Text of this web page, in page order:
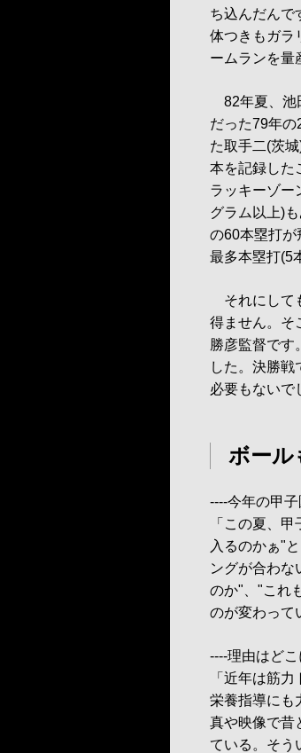
ち込んだんで
体つきもガラ
ームランを量
82年夏、池
だった79年
た取手二(茨
本を記録した
ラッキーゾー
グラム以上)
の60本塁打が
最多本塁打(5
それにして
得ません。そ
勝彦監督です
した。決勝
必要もないで
ボール
----今年の甲
「この夏、
入るのかぁ"
ングが合わな
のか"、"これ
のが変わって
----理由はどこ
「近年は筋
栄養指導にも
真や映像で昔
ている。そう